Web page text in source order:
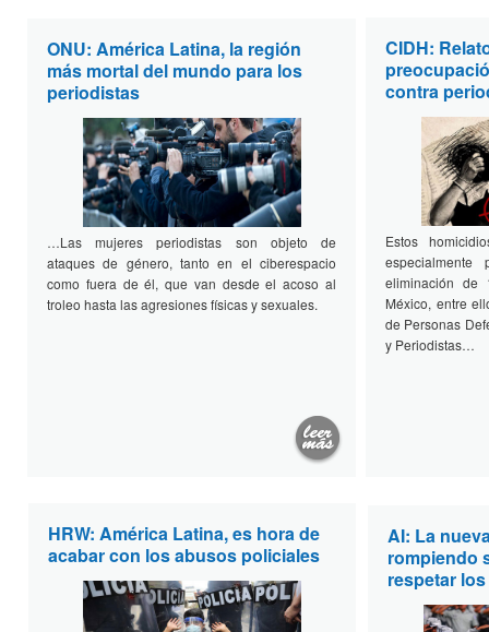
ONU: América Latina, la región
más mortal del mundo para los
periodistas
…Las mujeres periodistas son objeto de
ataques de género, tanto en el ciberespacio
como fuera de él, que van desde el acoso al
troleo hasta las agresiones físicas y sexuales.
CIDH:
contra
Estos
eliminación de
México, entre
de Personas
y Periodistas…
HRW: América Latina, es hora de
acabar con los abusos policiales
AI: La
rompiendo
respetar